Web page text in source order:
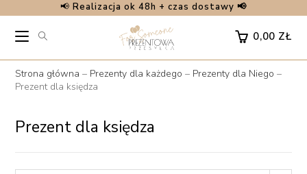
content
📢 Realizacja ok 48h + czas dostawy 📢
0,00 ZŁ
Strona główna – Prezenty dla każdego – Prezenty dla Niego –
Prezent dla księdza
Prezent dla księdza